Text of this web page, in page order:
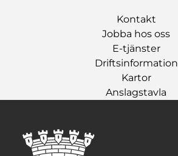
Kontakt
Jobba hos oss
E-tjänster
Driftsinformation
Kartor
Anslagstavla